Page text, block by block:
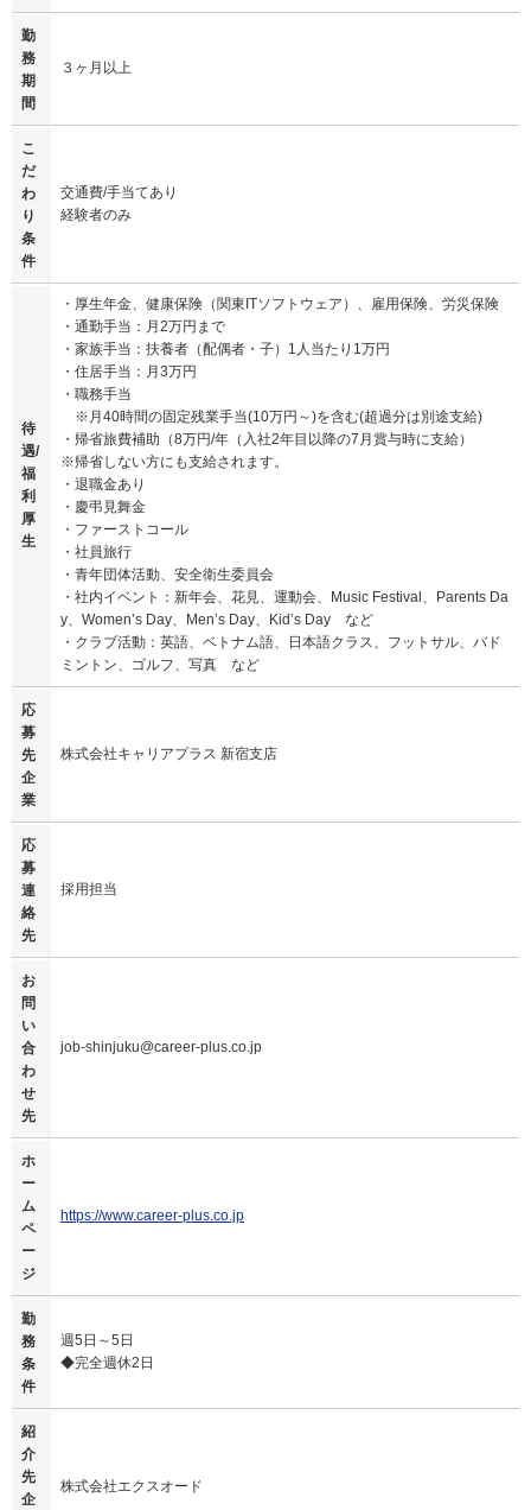
勤
務
期
間
３ヶ月以上
こ
だ
わ
り
条
件
交通費/手当てあり
経験者のみ
待
遇/
福
利
厚
生
・厚生年金、健康保険（関東ITソフトウェア）、雇用保険、労災保険
・通勤手当：月2万円まで
・家族手当：扶養者（配偶者・子）1人当たり1万円
・住居手当：月3万円
・職務手当
※月40時間の固定残業手当(10万円～)を含む(超過分は別途支給)
・帰省旅費補助（8万円/年（入社2年目以降の7月賞与時に支給）
※帰省しない方にも支給されます。
・退職金あり
・慶弔見舞金
・ファーストコール
・社員旅行
・青年団体活動、安全衛生委員会
・社内イベント：新年会、花見、運動会、Music Festival、Parents Da
y、Women’s Day、Men’s Day、Kid’s Day など
・クラブ活動：英語、ベトナム語、日本語クラス、フットサル、バド
ミントン、ゴルフ、写真 など
応
募
先
企
業
株式会社キャリアプラス 新宿支店
応
募
連
絡
先
採用担当
お
問
い
合
わ
せ
先
job-shinjuku@career-plus.co.jp
ホ
ー
ム
ペ
ー
ジ
https://www.career-plus.co.jp
勤
務
条
件
週5日～5日
◆完全週休2日
紹
介
先
企
株式会社エクスオード